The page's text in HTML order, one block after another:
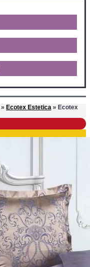
» Ecotex Estetica » Ecotex